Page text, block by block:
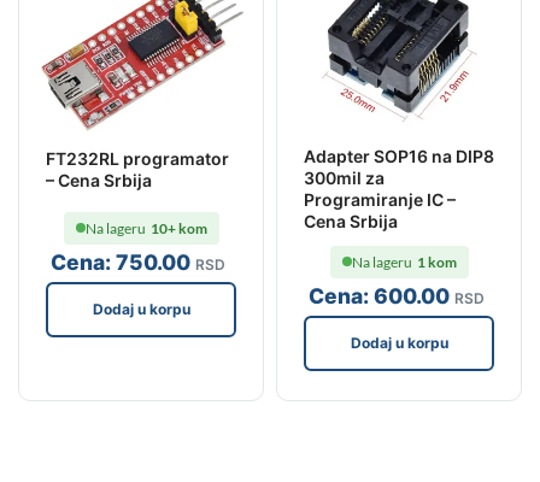
FT232RL programator
– Cena Srbija
Cena:750.00 RSD
Na lageru 10+ kom
Dodaj u korpu
Adapter SOP16 na DIP8
300mil za
Programiranje IC –
Cena Srbija
Cena:600.00 RSD
Na lageru 1 kom
Dodaj u korpu